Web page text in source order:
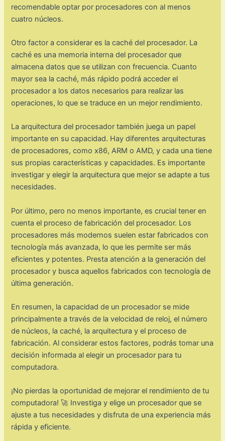
recomendable optar por procesadores con al menos
cuatro núcleos.
Otro factor a considerar es la caché del procesador. La
caché es una memoria interna del procesador que
almacena datos que se utilizan con frecuencia. Cuanto
mayor sea la caché, más rápido podrá acceder el
procesador a los datos necesarios para realizar las
operaciones, lo que se traduce en un mejor rendimiento.
La arquitectura del procesador también juega un papel
importante en su capacidad. Hay diferentes arquitecturas
de procesadores, como x86, ARM o AMD, y cada una tiene
sus propias características y capacidades. Es importante
investigar y elegir la arquitectura que mejor se adapte a tus
necesidades.
Por último, pero no menos importante, es crucial tener en
cuenta el proceso de fabricación del procesador. Los
procesadores más modernos suelen estar fabricados con
tecnología más avanzada, lo que les permite ser más
eficientes y potentes. Presta atención a la generación del
procesador y busca aquellos fabricados con tecnología de
última generación.
En resumen, la capacidad de un procesador se mide
principalmente a través de la velocidad de reloj, el número
de núcleos, la caché, la arquitectura y el proceso de
fabricación. Al considerar estos factores, podrás tomar una
decisión informada al elegir un procesador para tu
computadora.
¡No pierdas la oportunidad de mejorar el rendimiento de tu
computadora! 🚀 Investiga y elige un procesador que se
ajuste a tus necesidades y disfruta de una experiencia más
rápida y eficiente.